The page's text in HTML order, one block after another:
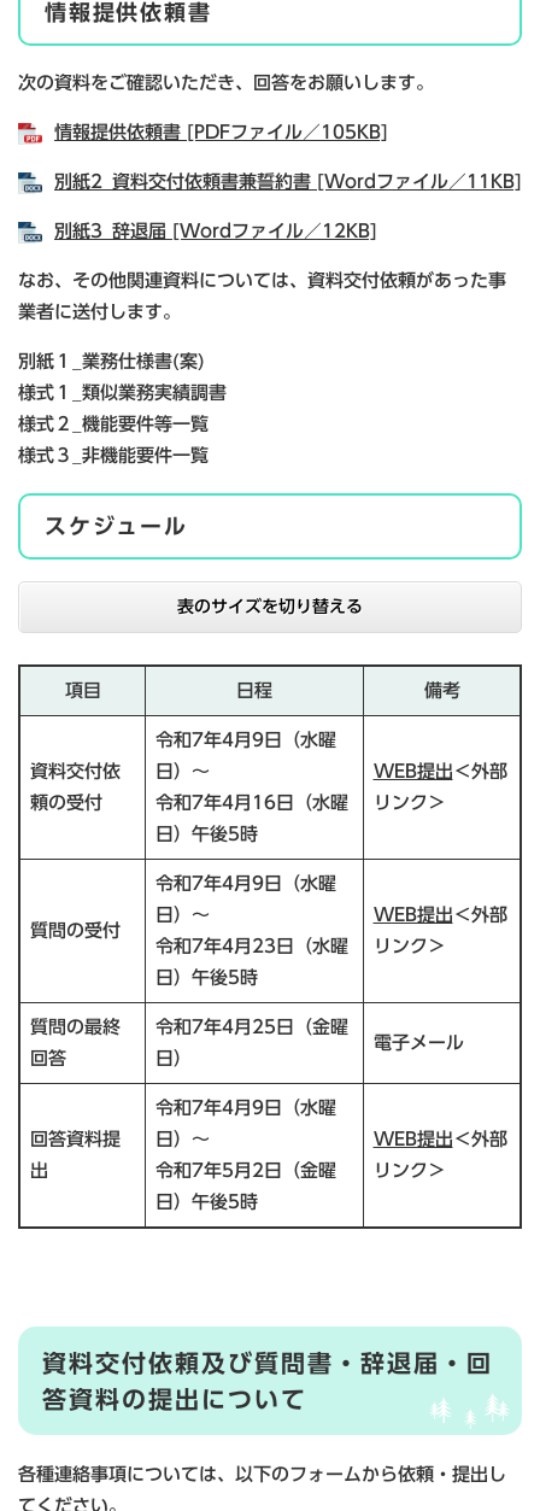
情報提供依頼書
次の資料をご確認いただき、回答をお願いします。
情報提供依頼書 [PDFファイル／105KB]
別紙2_資料交付依頼書兼誓約書 [Wordファイル／11KB]
別紙3_辞退届 [Wordファイル／12KB]
なお、その他関連資料については、資料交付依頼があった事
業者に送付します。
別紙１_業務仕様書(案)
様式１_類似業務実績調書
様式２_機能要件等一覧
様式３_非機能要件一覧
スケジュール
表のサイズを切り替える
項目 日程 備考
資料交付依
頼の受付
令和7年4月9日（水曜
日）～
令和7年4月16日（水曜
日）午後5時
WEB提出 ＜外部
リンク＞
質問の受付
令和7年4月9日（水曜
日）～
令和7年4月23日（水曜
日）午後5時
WEB提出 ＜外部
リンク＞
質問の最終
回答
令和7年4月25日（金曜
日）
電子メール
回答資料提
出
令和7年4月9日（水曜
日）～
令和7年5月2日（金曜
日）午後5時
WEB提出 ＜外部
リンク＞
資料交付依頼及び質問書・辞退届・回
答資料の提出について
各種連絡事項については、以下のフォームから依頼・提出し
てください。